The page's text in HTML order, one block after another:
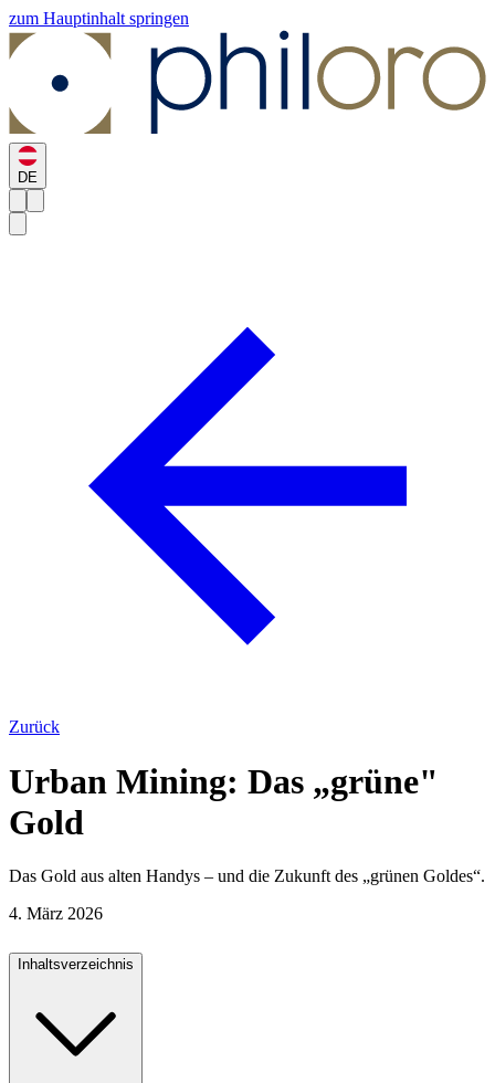
zum Hauptinhalt springen
DE
Zurück
Urban Mining: Das „grüne"
Gold
Das Gold aus alten Handys – und die Zukunft des „grünen Goldes“.
4. März 2026
Inhaltsverzeichnis